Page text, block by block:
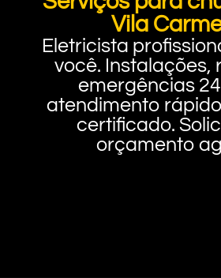
Vila
Eletricista
você. Instalações,
emergências
atendimento
certificado.
orçamento